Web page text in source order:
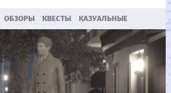
ОБЗОРЫ КВЕСТЫ КАЗУАЛЬНЫЕ